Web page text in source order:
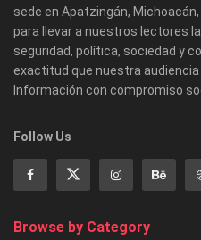
sede en Apatzingán,
para llevar a nuestros lectores
seguridad, política, sociedad y
exactitud que nuestra audiencia
Información con compromiso
Follow Us
Browse by Category